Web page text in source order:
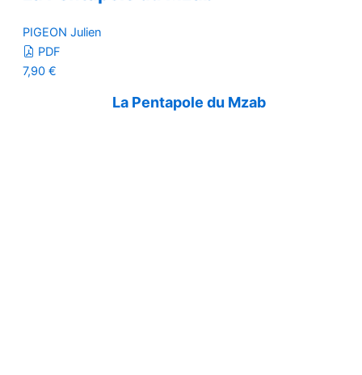
PIGEON Julien
PDF
7,90 €
La Pentapole du Mzab